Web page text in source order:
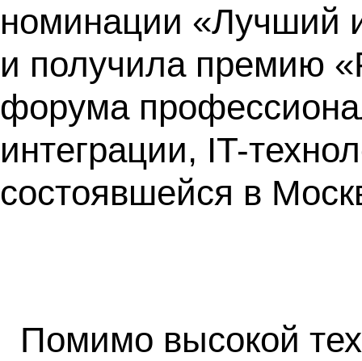
номинации «Лучший
и получила премию
форума
интеграции, IT-
состоявшейся в
Помимо высокой